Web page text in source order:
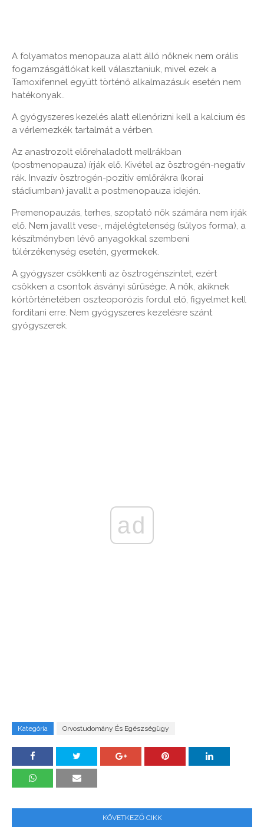
A folyamatos menopauza alatt álló nőknek nem orális
fogamzásgátlókat kell választaniuk, mivel ezek a
Tamoxifennel együtt történő alkalmazásuk esetén nem
hatékonyak..
A gyógyszeres kezelés alatt ellenőrizni kell a kalcium és
a vérlemezkék tartalmát a vérben.
Az anastrozolt előrehaladott mellrákban
(postmenopauza) írják elő. Kivétel az ösztrogén-negatív
rák. Invazív ösztrogén-pozitív emlőrákra (korai
stádiumban) javallt a postmenopauza idején.
Premenopauzás, terhes, szoptató nők számára nem írják
elő. Nem javallt vese-, májelégtelenség (súlyos forma), a
készítményben lévő anyagokkal szembeni
túlérzékenység esetén, gyermekek.
A gyógyszer csökkenti az ösztrogénszintet, ezért
csökken a csontok ásványi sűrűsége. A nők, akiknek
kórtörténetében oszteoporózis fordul elő, figyelmet kell
fordítani erre. Nem gyógyszeres kezelésre szánt
gyógyszerek.
ad
Kategória Orvostudomány És Egészségügy
KÖVETKEZŐ CIKK